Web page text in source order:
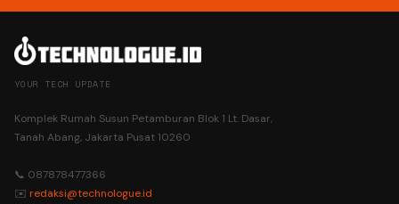
YOUR TECH UPDATE
Komplek Rumah Susun Petamburan Blok 1 Lt. Dasar,
Tanah Abang, Jakarta Pusat 10260
📞 087878477366
✉️ redaksi@technologue.id